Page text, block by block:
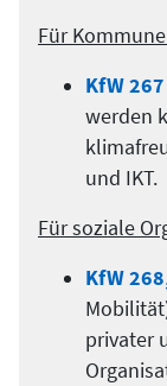
Für
KfW 267
werden
und IKT.
Für soziale
KfW
privater